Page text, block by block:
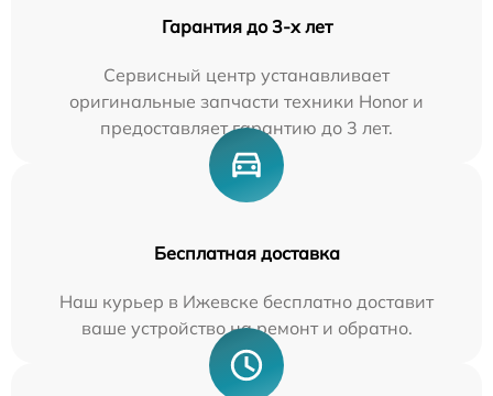
Гарантия до 3-х лет
Сервисный центр устанавливает
оригинальные запчасти техники Honor и
предоставляет гарантию до 3 лет.
Бесплатная доставка
Наш курьер в Ижевске бесплатно доставит
ваше устройство на ремонт и обратно.